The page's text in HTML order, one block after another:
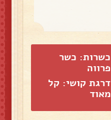
כשרות: כשר
פרווה
דרגת קושי: קל
מאוד